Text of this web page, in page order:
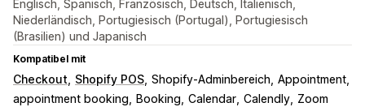
Englisch, Spanisch, Französisch, Deutsch, Italienisch,
Niederländisch, Portugiesisch (Portugal), Portugiesisch
(Brasilien) und Japanisch
Kompatibel mit
Checkout Shopify POS Shopify-Adminbereich Appointment
appointment booking
Booking Calendar Calendly Zoom